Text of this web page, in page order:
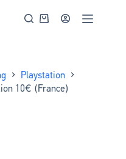
Playstation
10€ (France)